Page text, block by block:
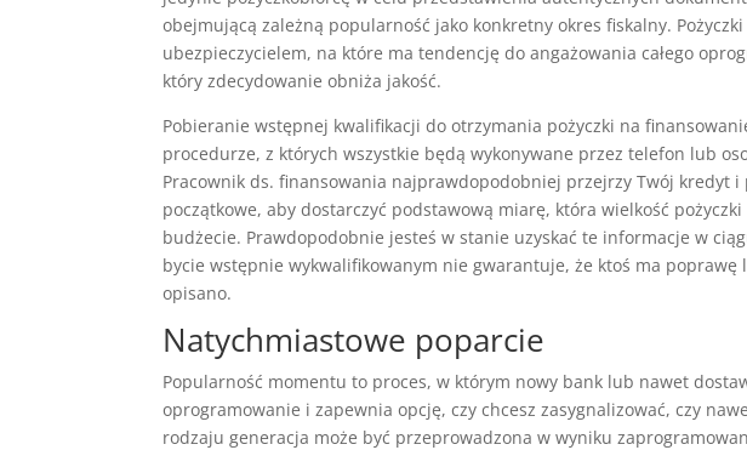
obejmującą zależną popularność jako konkretny okres fiskalny.
ubezpieczycielem, na które ma tendencję do angażowania całego
który zdecydowanie obniża jakość.
Pobieranie wstępnej kwalifikacji do otrzymania pożyczki na
procedurze, z których wszystkie będą wykonywane przez telefon lub
Pracownik ds. finansowania najprawdopodobniej przejrzy Twój kredyt
początkowe, aby dostarczyć podstawową miarę, która wielkość
budżecie. Prawdopodobnie jesteś w stanie uzyskać te informacje w
bycie wstępnie wykwalifikowanym nie gwarantuje, że ktoś ma
opisano.
Natychmiastowe poparcie
Popularność momentu to proces, w którym nowy bank lub nawet
oprogramowanie i zapewnia opcję, czy chcesz zasygnalizować, czy
rodzaju generacja może być przeprowadzona w wyniku